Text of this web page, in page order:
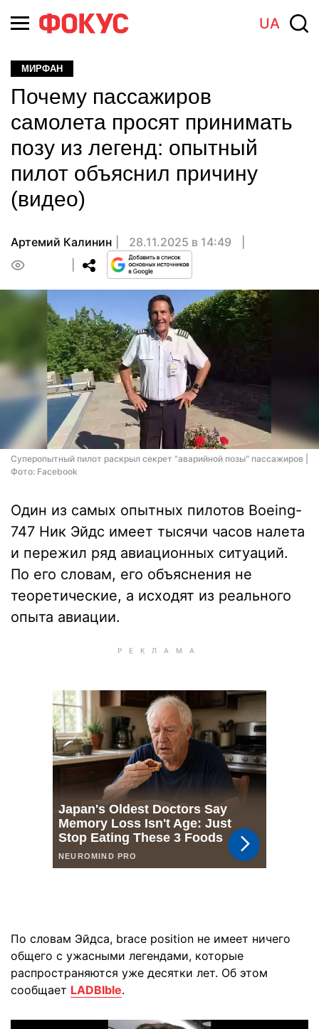
UA
МИРФАН
Почему пассажиров
самолета просят принимать
позу из легенд: опытный
пилот объяснил причину
(видео)
Артемий Калинин
28.11.2025 в 14:49
Суперопытный пилот раскрыл секрет "аварийной позы" пассажиров |
Фото: Facebook
Один из самых опытных пилотов Boeing-
747 Ник Эйдс имеет тысячи часов налета
и пережил ряд авиационных ситуаций.
По его словам, его объяснения не
теоретические, а исходят из реального
опыта авиации.
По словам Эйдса, brace position не имеет ничего
общего с ужасными легендами, которые
распространяются уже десятки лет. Об этом
сообщает LADBIble.